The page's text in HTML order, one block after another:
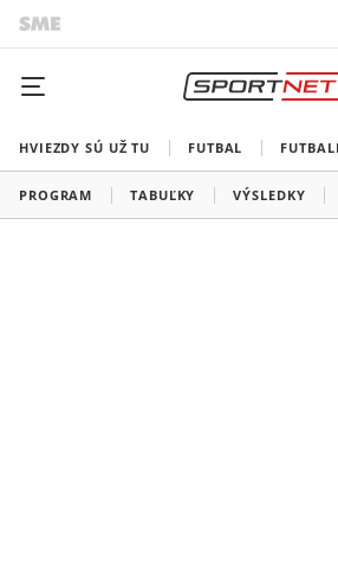
HVIEZDY SÚ UŽ TU FUTBAL
PROGRAM TABUĽKY VÝSLEDKY